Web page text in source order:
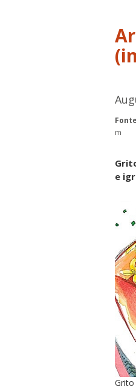
m
e
Grito